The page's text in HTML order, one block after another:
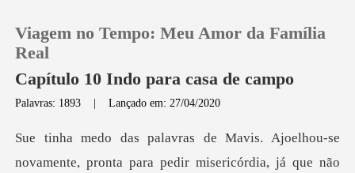
Loja
Viagem no Tempo: Meu Amor da Família
Real
Capítulo 10 Indo para casa de campo
Palavras: 1893 |Lançado em: 27/04/2020
que não